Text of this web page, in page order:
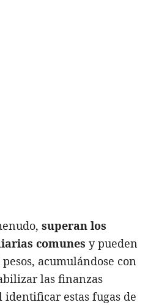
superan los
comunes y pueden
acumulándose con
las finanzas
identificar estas fugas de